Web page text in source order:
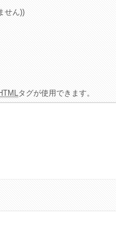
せん))
タグが使用できます。